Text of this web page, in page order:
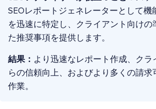
SEOレポートジェネレーターとして機
を迅速に特定し、クライアント向けの
た推奨事項を提供します。
結果： より迅速なレポート作成、クラ
らの信頼向上、およびより多くの請求
作業。